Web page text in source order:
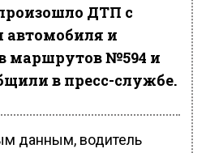
произошло ДТП с
автомобиля и
маршрутов №594 и
в пресс-службе.
данным, водитель